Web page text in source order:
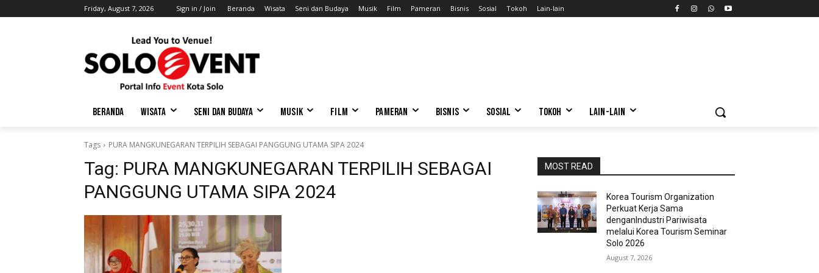
Friday, August 7, 2026 Sign in / Join Beranda Wisata Seni dan Budaya Musik Film Pameran Bisnis Sosial Tokoh Lain-lain
BERANDA WISATA SENI DAN BUDAYA MUSIK FILM PAMERAN BISNIS SOSIAL TOKOH LAIN-LAIN
Tags PURA MANGKUNEGARAN TERPILIH SEBAGAI PANGGUNG UTAMA SIPA 2024
Tag: PURA MANGKUNEGARAN TERPILIH SEBAGAI
PANGGUNG UTAMA SIPA 2024
MOST READ
Korea Tourism Organization
Perkuat Kerja Sama
denganIndustri Pariwisata
melalui Korea Tourism Seminar
Solo 2026
August 7, 2026